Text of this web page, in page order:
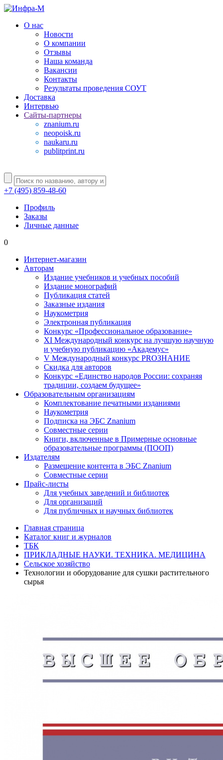
О нас
Новости
О компании
Отзывы
Наша команда
Вакансии
Контакты
Результаты проведения СОУТ
Доставка
Интервью
Сайты-партнеры
znanium.ru
neopoisk.ru
naukaru.ru
publitprint.ru
+7 (495) 859-48-60
Профиль
Заказы
Личные данные
0
Интернет-магазин
Авторам
Издание учебников и учебных пособий
Издание монографий
Публикация статей
Заказные издания
Наукометрия
Электронная публикация
Конкурс «Профессиональное образование»
XI Международный конкурс на лучшую научную
и учебную публикацию «Академус»
V Международный конкурс PROЗНАНИЕ
Скидка для авторов
Конкурс «Единство народов России: сохраняя
традиции, создаем будущее»
Образовательным организациям
Комплектование печатными изданиями
Наукометрия
Подписка на ЭБС Znanium
Совместные серии
Книги, включенные в Примерные основные
образовательные программы (ПООП)
Издателям
Размещение контента в ЭБС Znanium
Совместные серии
Прайс-листы
Для учебных заведений и библиотек
Для организаций
Для публичных и научных библиотек
Главная страница
Каталог книг и журналов
ТБК
ПРИКЛАДНЫЕ НАУКИ. ТЕХНИКА. МЕДИЦИНА
Сельское хозяйство
Технологии и оборудование для сушки растительного
сырья